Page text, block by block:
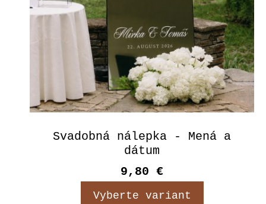
Svadobná nálepka - Mená a
dátum
9,80 €
Vyberte variant